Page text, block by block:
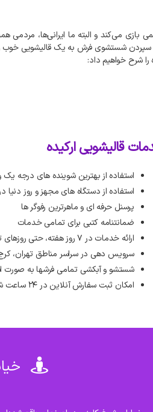
می‌کند و البته ما ایرانی‌ها، مردمی
شستشوی فرش به یک قالیشویی خوب
شرح خواهیم داد:
قالیشویی ارکیده
استفاده از بهترین شوینده های درجه
استفاده از دستگاه های مجهز و روز
پرسنل حرفه ای و ماهرترین رفوگر ها
ضمانتنامه کتبی برای تمامی خدمات
ارائه خدمات در ۷ روز هفته، حتی روزهای تعطیل رسمی
سرویس دهی در سراسر مناطق تهران، کرج
شستشو و آبکشی تمامی فرشها به صورت
امکان ثبت سفارش آنلاین در ۲۴ ساعت شبانه روز